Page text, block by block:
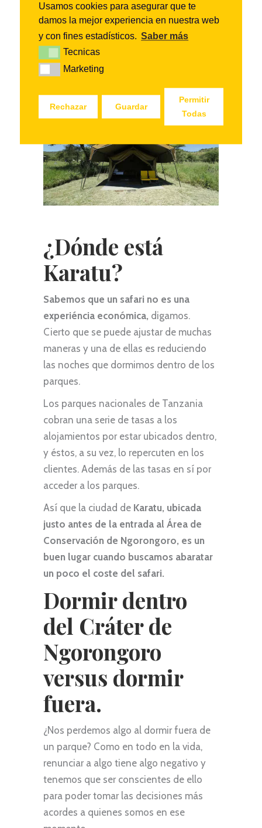
Ngorongoro pero no dejarnos un riñón,
haha. La gran mayoria son tented
camps ubicados cerca de la carretera
principal que nos lleva a la puerta de
entrada del cráter.
¿Dónde está
Karatu?
Sabemos que un safari no es una
experiéncia económica, digamos.
Cierto que se puede ajustar de muchas
maneras y una de ellas es reduciendo
las noches que dormimos dentro de los
parques.
Los parques nacionales de Tanzania
cobran una serie de tasas a los
alojamientos por estar ubicados dentro,
y éstos, a su vez, lo repercuten en los
clientes. Además de las tasas en sí por
acceder a los parques.
Así que la ciudad de Karatu, ubicada
justo antes de la entrada al Área de
Conservación de Ngorongoro, es un
buen lugar cuando buscamos abaratar
un poco el coste del safari.
Dormir dentro
del Cráter de
Ngorongoro
versus dormir
fuera.
¿Nos perdemos algo al dormir fuera de
un parque? Como en todo en la vida,
renunciar a algo tiene algo negativo y
tenemos que ser conscientes de ello
para poder tomar las decisiones más
acordes a quienes somos en ese
Usamos cookies para asegurar que te
damos la mejor experiencia en nuestra web
y con fines estadísticos. Saber más
TecnicasTecnicas
MarketingMarketing
Rechazar Guardar
Permitir
Todas